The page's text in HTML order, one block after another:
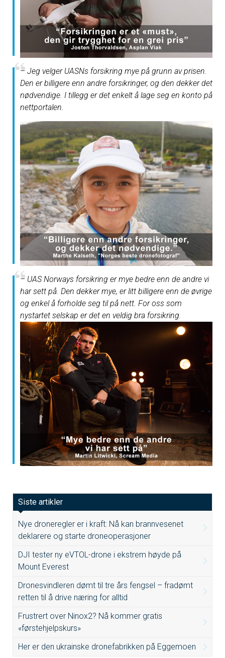
– Jeg velger UASNs forsikring mye på grunn av prisen.
Den er billigere enn andre forsikringer, og den dekker det
nødvendige. I tillegg er det enkelt å lage seg en konto på
nettportalen.
– UAS Norways forsikring er mye bedre enn de andre vi
har sett på. Den dekker mye, er litt billigere enn de øvrige
og enkel å forholde seg til på nett. For oss som
nystartet selskap er det en veldig bra forsikring.
Siste artikler
Nye droneregler er i kraft: Nå kan brannvesenet
deklarere og starte droneoperasjoner
DJI tester ny eVTOL-drone i ekstrem høyde på
Mount Everest
Dronesvindleren dømt til tre års fengsel – fradømt
retten til å drive næring for alltid
Frustrert over Ninox2? Nå kommer gratis
«førstehjelpskurs»
Her er den ukrainske dronefabrikken på Eggemoen